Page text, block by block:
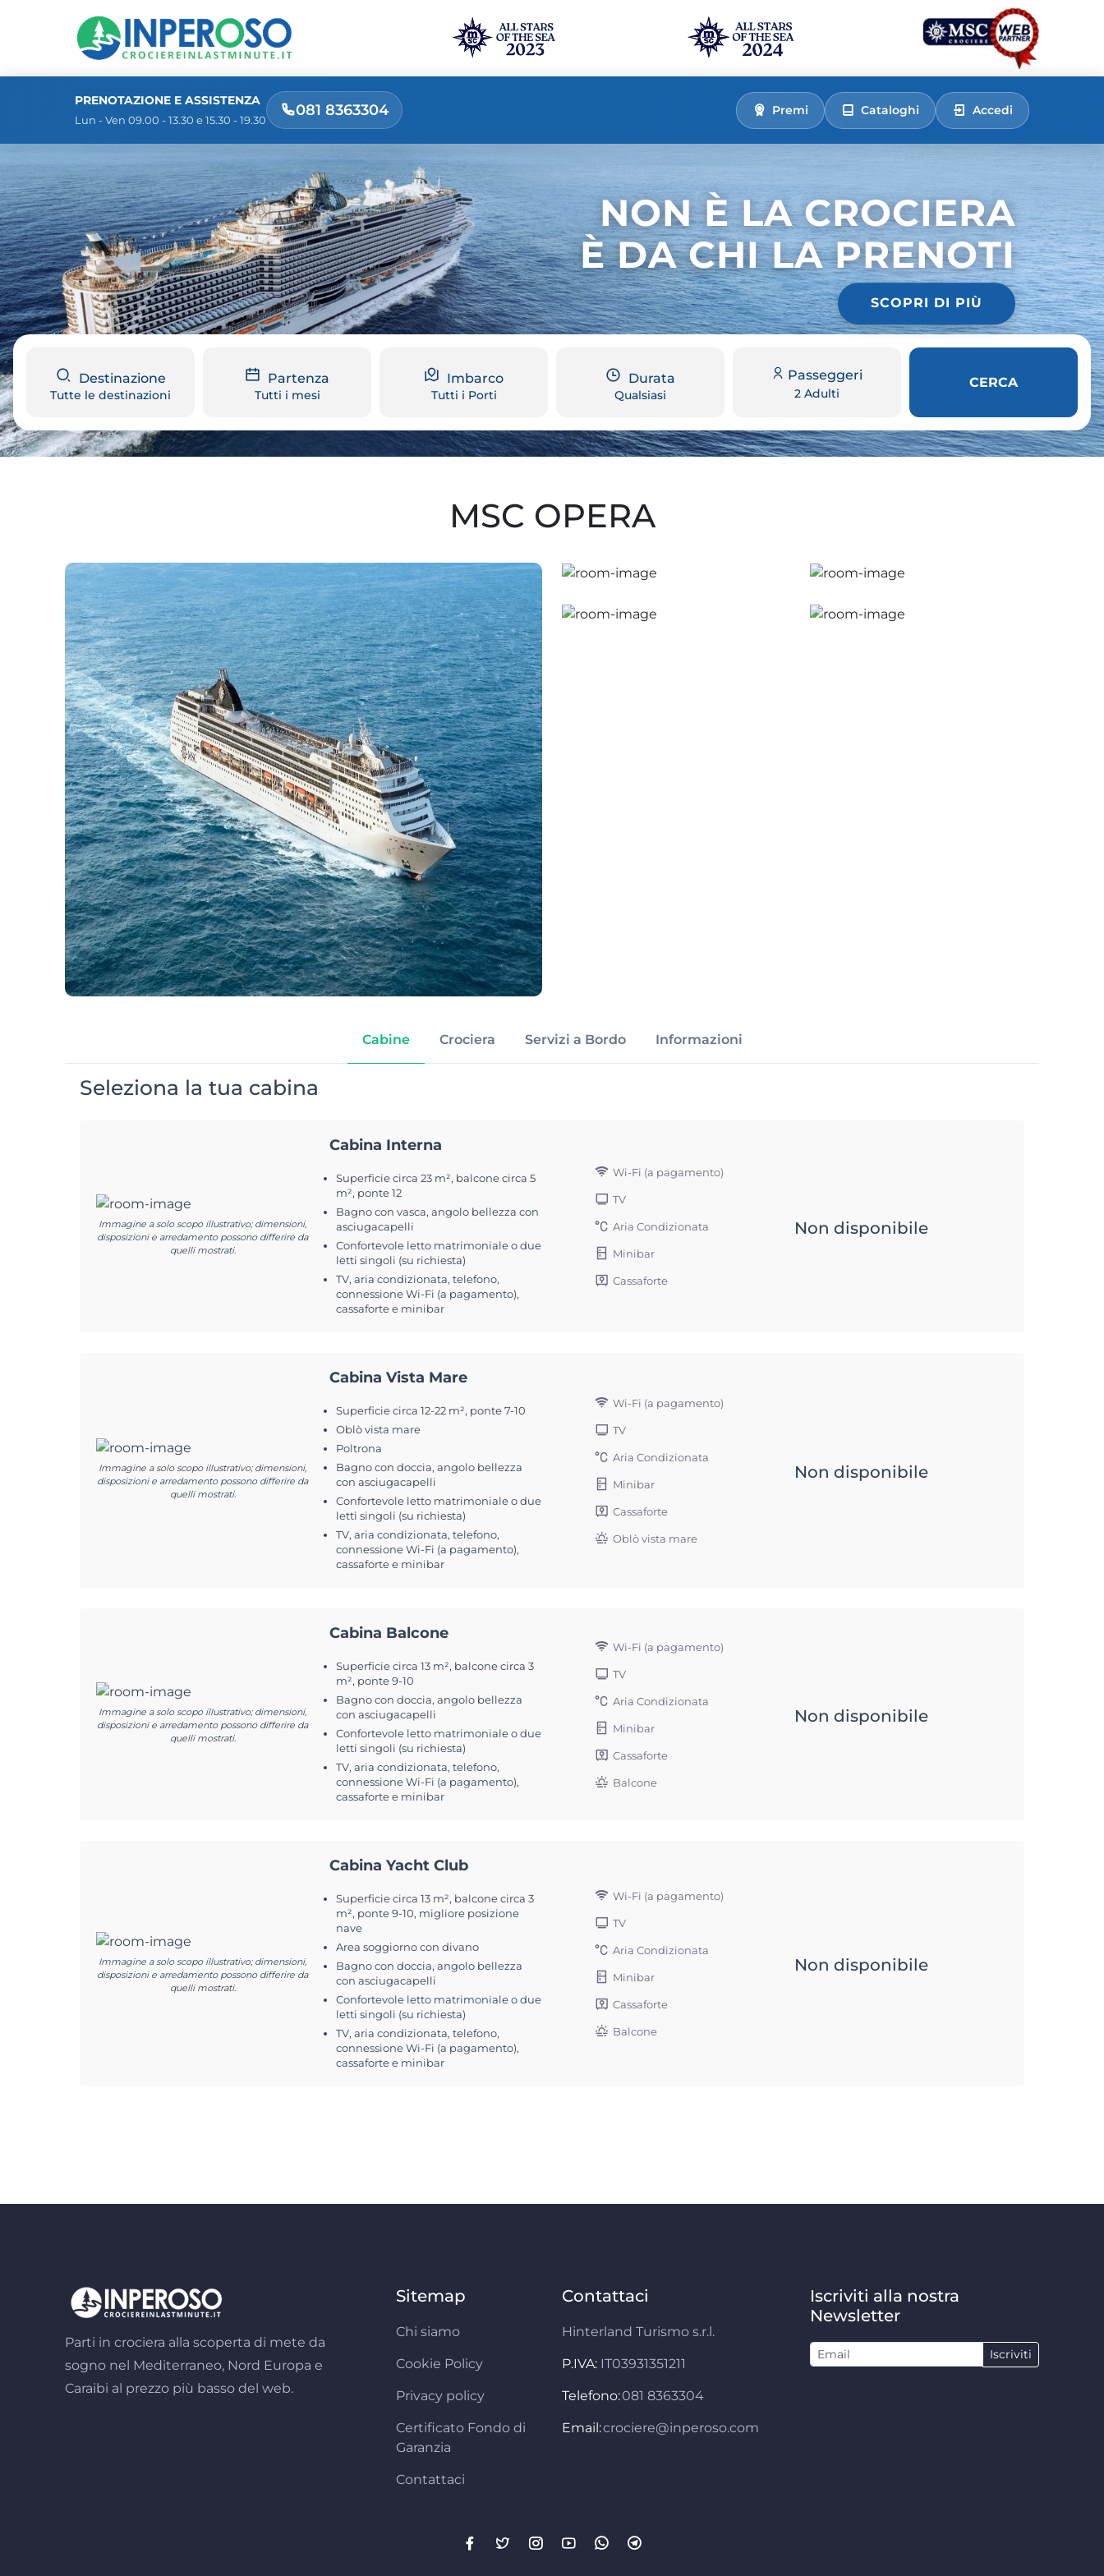
PRENOTAZIONE E ASSISTENZA
Lun - Ven 09.00 - 13.30 e 15.30 - 19.30
081 8363304 Premi Cataloghi Accedi
NON È LA CROCIERA
È DA CHI LA PRENOTI
SCOPRI DI PIÙ
Destinazione
Tutte le destinazioni
Partenza
Tutti i mesi
Imbarco
Tutti i Porti
Durata
Qualsiasi
Passeggeri
2 Adulti
CERCA
MSC OPERA
Cabine Crociera Servizi a Bordo Informazioni
Seleziona la tua cabina
Immagine a solo scopo illustrativo; dimensioni,
disposizioni e arredamento possono differire da
quelli mostrati.
Cabina Interna
Superficie circa 23 m², balcone circa 5
m², ponte 12
Bagno con vasca, angolo bellezza con
asciugacapelli
Confortevole letto matrimoniale o due
letti singoli (su richiesta)
TV, aria condizionata, telefono,
connessione Wi-Fi (a pagamento),
cassaforte e minibar
Wi-Fi (a pagamento)
TV
Aria Condizionata
Minibar
Cassaforte
Non disponibile
Immagine a solo scopo illustrativo; dimensioni,
disposizioni e arredamento possono differire da
quelli mostrati.
Cabina Vista Mare
Superficie circa 12-22 m², ponte 7-10
Oblò vista mare
Poltrona
Bagno con doccia, angolo bellezza
con asciugacapelli
Confortevole letto matrimoniale o due
letti singoli (su richiesta)
TV, aria condizionata, telefono,
connessione Wi-Fi (a pagamento),
cassaforte e minibar
Wi-Fi (a pagamento)
TV
Aria Condizionata
Minibar
Cassaforte
Oblò vista mare
Non disponibile
Immagine a solo scopo illustrativo; dimensioni,
disposizioni e arredamento possono differire da
quelli mostrati.
Cabina Balcone
Superficie circa 13 m², balcone circa 3
m², ponte 9-10
Bagno con doccia, angolo bellezza
con asciugacapelli
Confortevole letto matrimoniale o due
letti singoli (su richiesta)
TV, aria condizionata, telefono,
connessione Wi-Fi (a pagamento),
cassaforte e minibar
Wi-Fi (a pagamento)
TV
Aria Condizionata
Minibar
Cassaforte
Balcone
Non disponibile
Immagine a solo scopo illustrativo; dimensioni,
disposizioni e arredamento possono differire da
quelli mostrati.
Cabina Yacht Club
Superficie circa 13 m², balcone circa 3
m², ponte 9-10, migliore posizione
nave
Area soggiorno con divano
Bagno con doccia, angolo bellezza
con asciugacapelli
Confortevole letto matrimoniale o due
letti singoli (su richiesta)
TV, aria condizionata, telefono,
connessione Wi-Fi (a pagamento),
cassaforte e minibar
Wi-Fi (a pagamento)
TV
Aria Condizionata
Minibar
Cassaforte
Balcone
Non disponibile
Parti in crociera alla scoperta di mete da
sogno nel Mediterraneo, Nord Europa e
Caraibi al prezzo più basso del web.
Sitemap
Chi siamo
Cookie Policy
Privacy policy
Certificato Fondo di
Garanzia
Contattaci
Contattaci
Hinterland Turismo s.r.l.
P.IVA: IT03931351211
Telefono:081 8363304
Email:crociere@inperoso.com
Iscriviti alla nostra
Newsletter
Iscriviti